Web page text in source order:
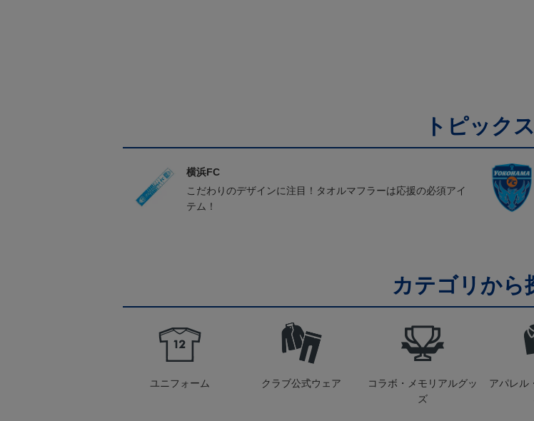
トピックス
横浜FC
こだわりのデザインに注目！タオルマフラーは応援の必須アイ
テム！
カテゴリから
ユニフォーム クラブ公式ウェア
コラボ・メモリアルグッ
ズ
アパレル